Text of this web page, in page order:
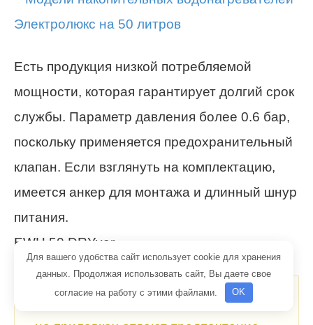
Есть продукция низкой потребляемой
мощности, которая гарантирует долгий срок
службы. Параметр давления более 0.6 бар,
поскольку применяется предохранительный
клапан. Если взглянуть на комплектацию,
имеется анкер для монтажа и длинный шнур
питания.
EWH 50 DRYver
Интересно! Домохозяйки
Для вашего удобства сайт использует cookie для хранения
данных. Продолжая использовать сайт, Вы даете свое
согласие на работу с этими файлами.
OK